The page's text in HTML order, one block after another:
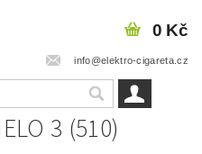
info@elektro-cigareta.cz
0 Kč
3 (510)